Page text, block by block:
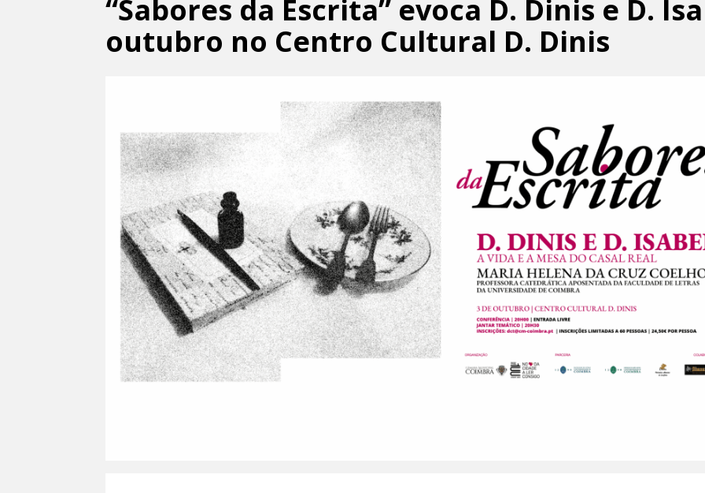
“Sabores da Escrita” evoca D. Dinis e D.
outubro no Centro Cultural D. Dinis